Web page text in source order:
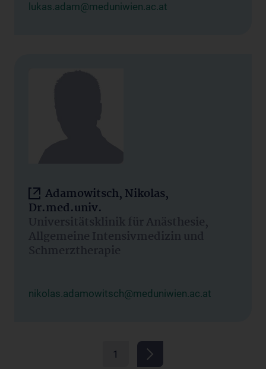
lukas.adam@meduniwien.ac.at
Adamowitsch, Nikolas,
Dr.med.univ.
Universitätsklinik für Anästhesie,
Allgemeine Intensivmedizin und
Schmerztherapie
nikolas.adamowitsch@meduniwien.ac.at
1